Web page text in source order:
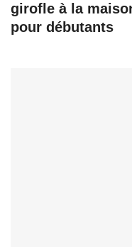
girofle à la
pour débutants